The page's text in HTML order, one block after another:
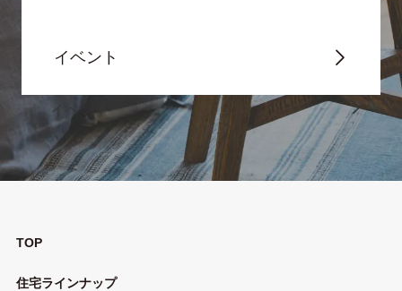
イベント
TOP
住宅ラインナップ